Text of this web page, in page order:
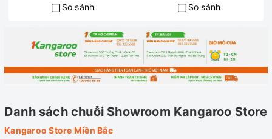
2. Thông số kỹ thuật
Bếp điện từ đơn siêu mỏngKangaroo
Công suất : 2.100 W Khối
Nút điều khiển
So sánh So sánh
Danh sách chuỗi Showroom Kangaroo Store
Kangaroo Store Miền Bắc